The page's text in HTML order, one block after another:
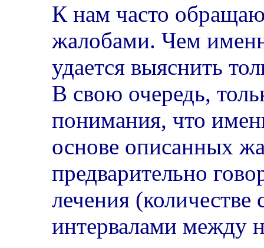
К нам часто
жалобами. Чем
удается выяснить
В свою очередь,
понимания, что
основе описанных
предварительно
лечения (количестве
интервалами между